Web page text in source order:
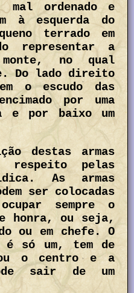
mal ordenado e
à esquerda do
terrado em
representar a
no qual
Do lado direito
o escudo das
por uma
e por baixo um
destas armas
respeito pelas
As armas
ser colocadas
sempre o
honra, ou seja,
ou em chefe. O
é só um, tem de
o centro e a
sair de um